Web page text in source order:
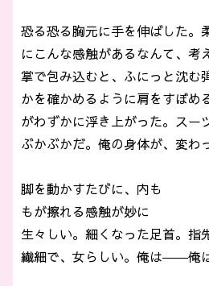
恐る恐る胸元に手を伸ばした。
にこんな感触があるなんて、考
掌で包み込むと、ふにっと沈む
かを確かめるように肩をすぼめ
がわずかに浮き上がった。スー
ぶかぶかだ。俺の身体が、変わ
脚を動かすたびに、内も
もが擦れる感触が妙に
生々しい。細くなった足首。指
繊細で、女らしい。俺は――俺